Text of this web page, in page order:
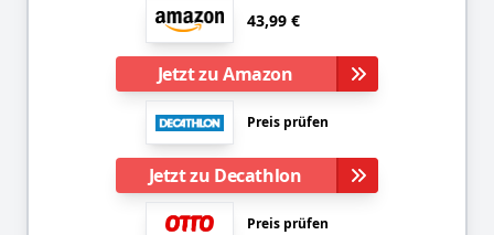
43,99 €
Jetzt zu Amazon
Preis prüfen
Jetzt zu Decathlon
Preis prüfen